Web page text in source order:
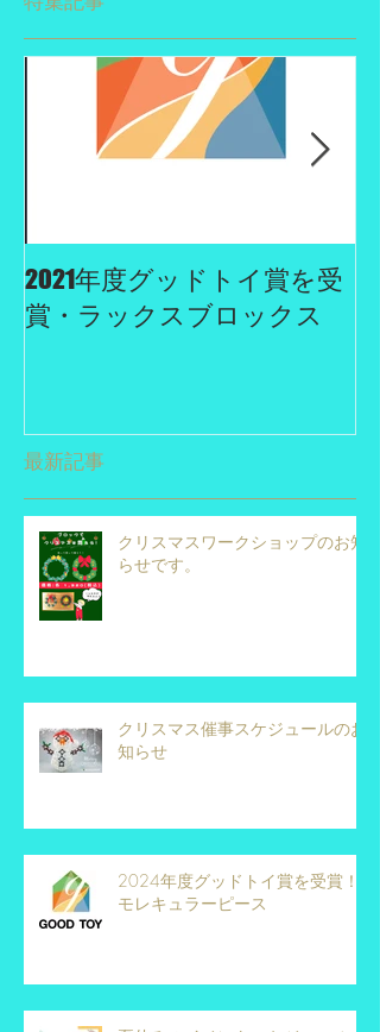
2021年度グッドトイ賞を受
賞・ラックスブロックス
最新記事
クリスマスワークショップのお知
らせです。
クリスマス催事スケジュールのお
知らせ
2024年度グッドトイ賞を受賞！
モレキュラーピース